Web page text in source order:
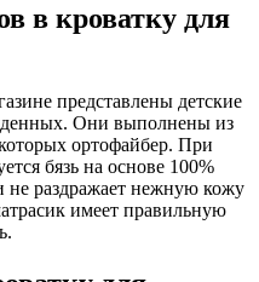
в кроватку для
представлены детские
Они выполнены из
ортофайбер. При
бязь на основе 100%
не раздражает нежную кожу
имеет правильную